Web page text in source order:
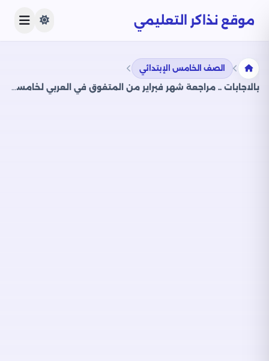
موقع نذاكر التعليمي
الصف الخامس الإبتدائي
بالاجابات .. مراجعة شهر فبراير من المتفوق في العربي لخامسه ابتدائي الترم الثاني 2025 بصيغة PDF